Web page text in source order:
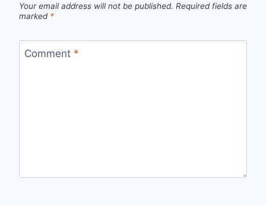
Your email address will not be published. Required fields are
marked *
Comment *